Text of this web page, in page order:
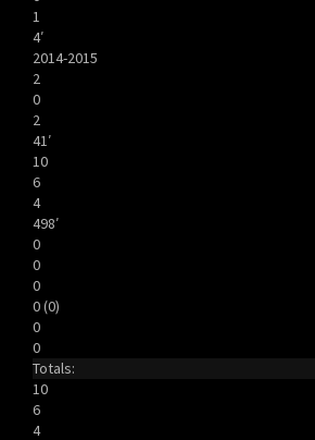
1
4′
2014-2015
2
0
2
41′
10
6
4
498′
0
0
0
0 (0)
0
0
Totals:
10
6
4